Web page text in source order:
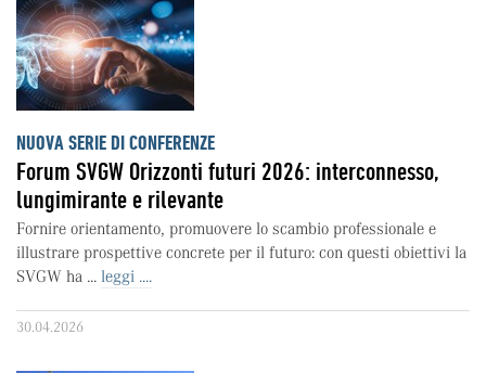
NUOVA SERIE DI CONFERENZE
Forum SVGW Orizzonti futuri 2026: interconnesso,
lungimirante e rilevante
Fornire orientamento, promuovere lo scambio professionale e
illustrare prospettive concrete per il futuro: con questi obiettivi la
SVGW ha ... leggi ....
30.04.2026